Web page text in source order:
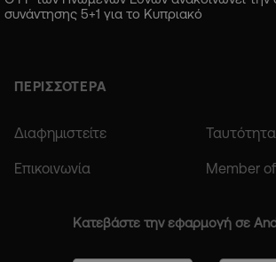
συνάντησης 5+1 για το Κυπριακό
ΠΕΡΙΣΣΟΤΕΡΑ
Διαφημιστείτε Ταυτότητα
Επικοινωνία Member
Κατεβάστε την εφαρμογή σε